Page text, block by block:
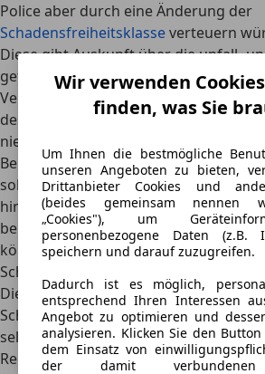
Wir verwenden
finden, was Sie
Um Ihnen die bestmögliche
unseren Angeboten zu bieten,
Drittanbieter Cookies und
(beides gemeinsam nennen
„Cookies"), um
personenbezogene Daten (z.B.
speichern und darauf zuzugreifen.
Dadurch ist es möglich,
entsprechend Ihren Interessen
Angebot zu optimieren und
analysieren. Klicken Sie den
dem Einsatz von
der damit verbundenen
Police aber durch eine Änderung der
Schadensfreiheitsklasseverteuern
Diese gibt Auskunft über die unfall-
gefahrenen Jahre und beeinflusst den
Versicherung. Je weniger
desto höher ist die
niedriger der Versicherungsbeitrag.
Bei Unfällen mit größeren Schäden
solltest du auf jeden Fall immer deine
hinzuziehen, um dich vor hohen
bei Forderungen der Unfallgegner
können.
Schadensregulierung in der Haftpflicht
Die Versicherung übernimmt bei der
Schadensregulierung für Schäden,
selbstverschuldet Dritten oder deren
Regulierung der Schäden wird bis